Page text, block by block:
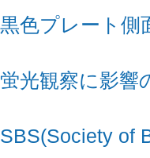
黒色プレート側
蛍光観察に影響
SBS(Society of